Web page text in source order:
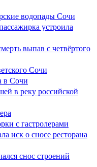
водопады Сочи
устроила
выпав с четвёртого
Сочи
в Сочи
в реку российской
с гастролерами
иск о сносе ресторана
снос строений